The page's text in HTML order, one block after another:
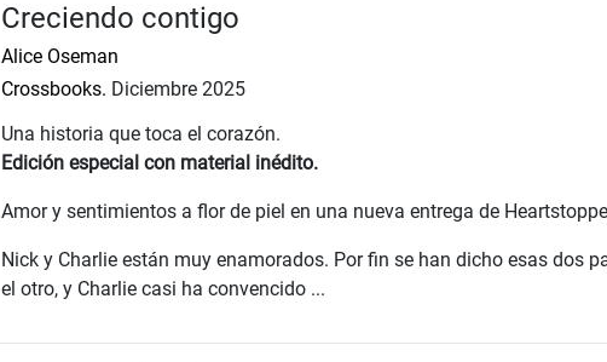
Creciendo contigo
Alice Oseman
Crossbooks. Diciembre 2025
Una historia que toca el corazón.
Edición especial con material inédito.
Amor y sentimientos a flor de piel en una nueva entrega de
Nick y Charlie están muy enamorados. Por fin se han dicho esas dos
el otro, y Charlie casi ha convencido ...